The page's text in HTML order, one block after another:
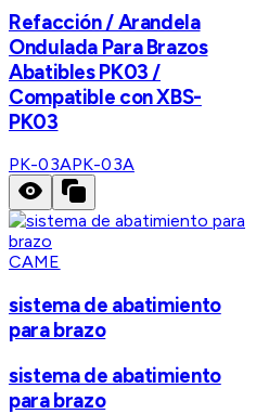
Refacción / Arandela
Ondulada Para Brazos
Abatibles PK03 /
Compatible con XBS-
PK03
PK-03APK-03A
CAME
sistema de abatimiento
para brazo
sistema de abatimiento
para brazo